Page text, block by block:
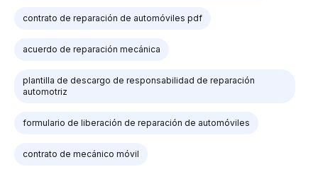
contrato de reparación de automóviles pdf
acuerdo de reparación mecánica
plantilla de descargo de responsabilidad de reparación
automotriz
formulario de liberación de reparación de automóviles
contrato de mecánico móvil